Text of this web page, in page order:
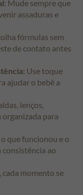
Mude sempre que
assaduras e
fórmulas sem
de contato antes
Use toque
ajudar o bebê a
lenços,
para
que funcionou e o
ao
momento se